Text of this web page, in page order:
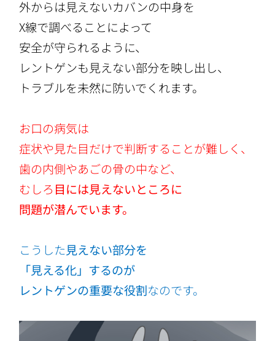
外からは見えないカバンの中身を
X線で調べることによって
安全が守られるように、
レントゲンも見えない部分を映し出し、
トラブルを未然に防いでくれます。
お口の病気は
症状や見た目だけで判断することが難しく、
歯の内側やあごの骨の中など、
むしろ 目には見えないところに
問題が潜んでいます。
こうした見えない部分を
「見える化」するのが
レントゲンの重要な役割なのです。